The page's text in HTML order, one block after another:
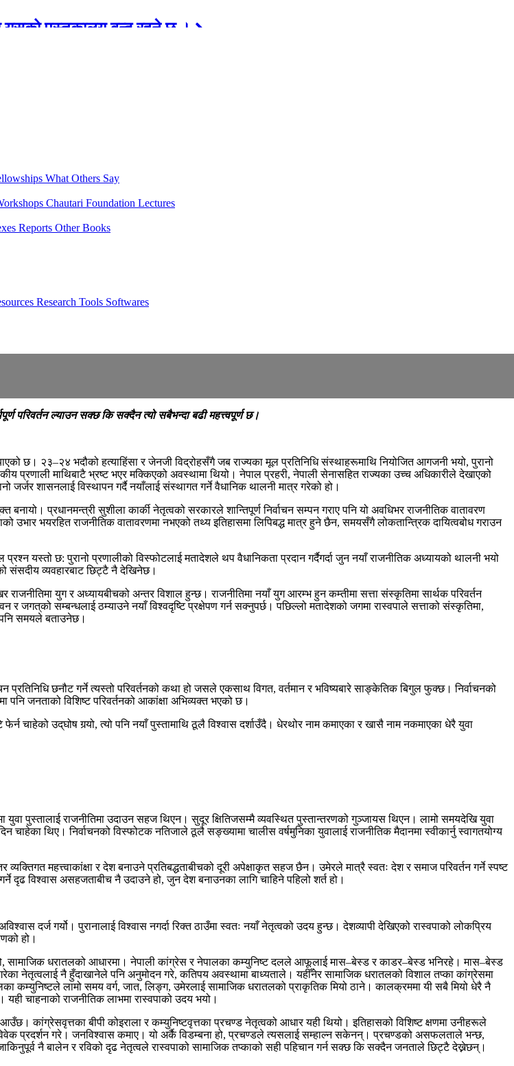
र यसको पुस्तकालय बन्द रहने छ ।
What Others Say
Chautari Foundation Lectures
Reports Other Books
Research Tools Softwares
परिवर्तन ल्याउन सक्छ कि सक्दैन त्यो सबैभन्दा बढी महत्त्वपूर्ण छ।
छ। २३–२४ भदौको हत्याहिंसा र जेनजी विद्रोहसँगै जब राज्यका मूल प्रतिनिधि संस्थाहरूमाथि नियोजित आगजनी भयो, पुरानो
प्रणाली माथिबाटै भ्रष्ट भएर मक्किएको अवस्थामा थियो। नेपाल प्रहरी, नेपाली सेनासहित राज्यका उच्च अधिकारीले देखाएको
शासनलाई विस्थापन गर्दै नयाँलाई संस्थागत गर्ने वैधानिक थालनी मात्र गरेको हो।
प्रधानमन्त्री सुशीला कार्की नेतृत्वको सरकारले शान्तिपूर्ण निर्वाचन सम्पन गराए पनि यो अवधिभर राजनीतिक वातावरण
भयरहित राजनीतिक वातावरणमा नभएको तथ्य इतिहासमा लिपिबद्ध मात्र हुने छैन, समयसँगै लोकतान्त्रिक दायित्वबोध गराउन
यस्तो छ: पुरानो प्रणालीको विस्फोटलाई मतादेशले थप वैधानिकता प्रदान गर्दैगर्दा जुन नयाँ राजनीतिक अध्यायको थालनी भयो
संसदीय व्यवहारबाट छिट्टै नै देखिनेछ।
युग र अध्यायबीचको अन्तर विशाल हुन्छ। राजनीतिमा नयाँ युग आरम्भ हुन कम्तीमा सत्ता संस्कृतिमा सार्थक परिवर्तन
जगत्‌को सम्बन्धलाई ठम्याउने नयाँ विश्वदृष्टि प्रक्षेपण गर्न सक्नुपर्छ। पछिल्लो मतादेशको जगमा रास्वपाले सत्ताको संस्कृतिमा,
पनि समयले बताउनेछ।
छनौट गर्ने त्यस्तो परिवर्तनको कथा हो जसले एकसाथ विगत, वर्तमान र भविष्यबारे साङ्केतिक बिगुल फुक्छ। निर्वाचनको
जनताको विशिष्ट परिवर्तनको आकांक्षा अभिव्यक्त भएको छ।
उद्‌घोष गर्‍यो, त्यो पनि नयाँ पुस्तामाथि ठूलै विश्वास दर्शाउँदै। धेरथोर नाम कमाएका र खासै नाम नकमाएका धेरै युवा
युवा पुस्तालाई राजनीतिमा उदाउन सहज थिएन। सुदूर क्षितिजसम्मै व्यवस्थित पुस्तान्तरणको गुञ्जायस थिएन। लामो समयदेखि युवा
थिए। निर्वाचनको विस्फोटक नतिजाले ठूलै सङ्ख्यामा चालीस वर्षमुनिका युवालाई राजनीतिक मैदानमा स्वीकार्नु स्वागतयोग्य
महत्त्वाकांक्षा र देश बनाउने प्रतिबद्धताबीचको दूरी अपेक्षाकृत सहज छैन। उमेरले मात्रै स्वतः देश र समाज परिवर्तन गर्ने स्पष्ट
दृढ विश्वास असहजताबीच नै उदाउने हो, जुन देश बनाउनका लागि चाहिने पहिलो शर्त हो।
दर्ज गर्यो। पुरानालाई विश्वास नगर्दा रिक्त ठाउँमा स्वतः नयाँ नेतृत्वको उदय हुन्छ। देशव्यापी देखिएको रास्वपाको लोकप्रिय
हो।
सामाजिक धरातलको आधारमा। नेपाली कांग्रेस र नेपालका कम्युनिष्ट दलले आफूलाई मास–बेस्ड र काडर–बेस्ड भनिरहे। मास–बेस्ड
नेतृत्वलाई नै हुँदाखानेले पनि अनुमोदन गरे, कतिपय अवस्थामा बाध्यताले। यहीँनेर सामाजिक धरातलको विशाल तप्का कांग्रेसमा
कम्युनिष्टले लामो समय वर्ग, जात, लिङ्ग, उमेरलाई सामाजिक धरातलको प्राकृतिक मियो ठाने। कालक्रममा यी सबै मियो धेरै नै
चाहनाको राजनीतिक लाभमा रास्वपाको उदय भयो।
कांग्रेसवृत्तका बीपी कोइराला र कम्युनिष्टवृत्तका प्रचण्ड नेतृत्वको आधार यही थियो। इतिहासको विशिष्ट क्षणमा उनीहरूले
प्रदर्शन गरे। जनविश्वास कमाए। यो अर्कै विडम्बना हो, प्रचण्डले त्यसलाई सम्हाल्न सकेनन्। प्रचण्डको असफलताले भन्छ,
नै बालेन र रविको दृढ नेतृत्वले रास्वपाको सामाजिक तप्काको सही पहिचान गर्न सक्छ कि सक्दैन जनताले छिट्टै देख्नेछन्।